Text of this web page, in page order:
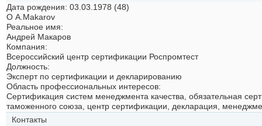
Дата рождения 03.03.1978 (48)
О A.Makarov
Реальное имя:
Андрей Макаров
Компания:
Всероссийский центр сертификации Роспромтест
Должность:
Эксперт по сертификации и декларированию
Область профессиональных интересов:
Сертификация систем менеджмента качества, обязательная
таможенного союза, центр сертификации, декларация,
Контакты